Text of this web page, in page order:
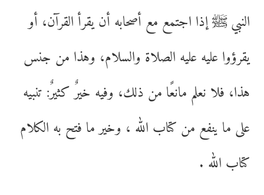
النبي ﷺ إذا اجتمع مع أصحابه أن يقرأ القرآن، أو
يقرؤوا عليه عليه الصلاة والسلام، وهذا من جنس
هذا، فلا نعلم مانعًا من ذلك، وفيه خيرٌ كثيرٌ: تنبيه
على ما ينفع من كتاب الله ، وخير ما فتح به الكلام
كتاب الله .